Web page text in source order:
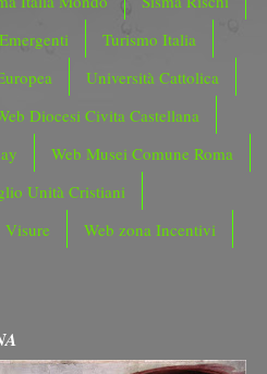
Turismo Italia
Università Cattolica
Diocesi Civita Castellana
Web Musei Comune Roma
Unità Cristiani
Visure
Web zona Incentivi